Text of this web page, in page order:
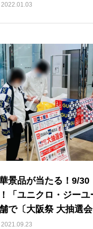
2022.01.03
景品が当たる！9/30
「ユニクロ・ジーユ
で〔大阪祭 大抽選
2021.09.23